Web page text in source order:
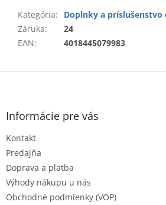
Kategória:
Doplnky a príslušenstvo
Záruka:
24
EAN: 4018445079983
Z
Informácie pre vás
Kontakt
Predajňa
Doprava a platba
Výhody nákupu u nás
Obchodné podmienky (VOP)